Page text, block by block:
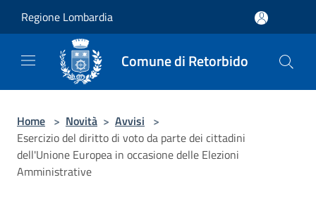
Regione Lombardia
Comune di Retorbido
Home > Novità > Avvisi >
Esercizio del diritto di voto da parte dei cittadini
dell'Unione Europea in occasione delle Elezioni
Amministrative